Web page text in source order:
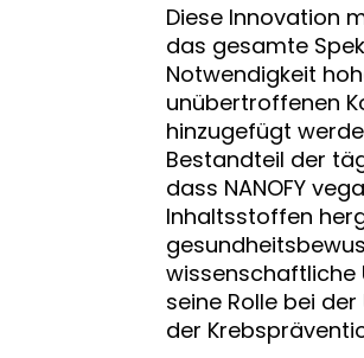
Diese Innovation
das gesamte
Notwendigkeit
unübertroffenen
hinzugefügt
Bestandteil der
dass NANOFY
Inhaltsstoffen
wissenschaftliche
seine Rolle bei
der